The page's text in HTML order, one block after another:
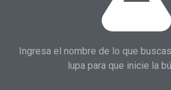
Ingresa el nombre de lo que
lupa para que inicie la